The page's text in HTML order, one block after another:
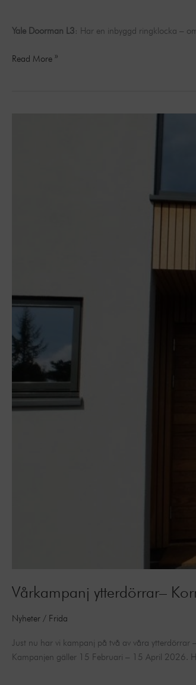
Yale Doorman L3: Har en inbyggd ringklocka –
Read More »
Vårkampanj ytterdörrar–
Nyheter / Frida
Just nu har vi kampanj på två av våra
Kampanjen gäller 15 Februari – 15 April 2026.